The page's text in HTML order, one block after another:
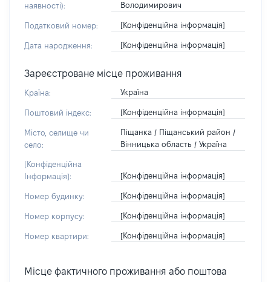
наявності):
Володимирович
Податковий номер: [Конфіденційна інформація]
Дата народження: [Конфіденційна інформація]
Зареєстроване місце проживання
Країна: Україна
Поштовий індекс: [Конфіденційна інформація]
Місто, селище чи
село:
Піщанка / Піщанський район /
Вінницька область / Україна
[Конфіденційна
Інформація]:
[Конфіденційна інформація]
Номер будинку: [Конфіденційна інформація]
Номер корпусу: [Конфіденційна інформація]
Номер квартири: [Конфіденційна інформація]
Місце фактичного проживання або поштова